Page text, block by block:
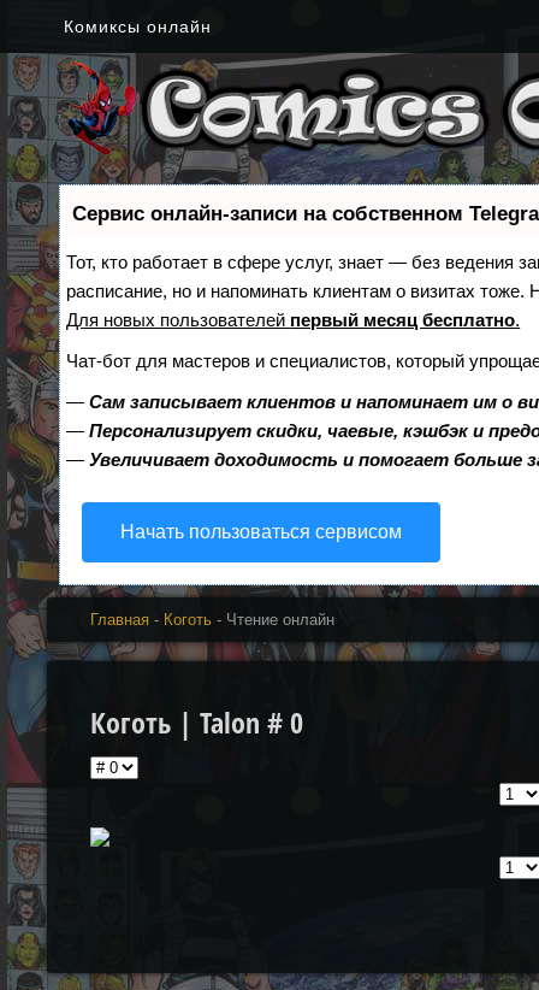
Комиксы онлайн
Сервис онлайн-записи на собственном
Тот, кто работает в сфере услуг, знает — без ведения
расписание, но и напоминать клиентам о визитах
Для новых пользователей первый месяц бесплатно.
Чат-бот для мастеров и специалистов, который
—Сам записывает клиентов и напоминает им о
—Персонализирует скидки, чаевые, кэшбэк и
—Увеличивает доходимость и помогает больше
Начать пользоваться сервисом
Главная - Коготь - Чтение онлайн
Коготь | Talon # 0